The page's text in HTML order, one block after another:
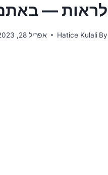
לראות —
By
Hatice Kulali אפריל 28, 2023